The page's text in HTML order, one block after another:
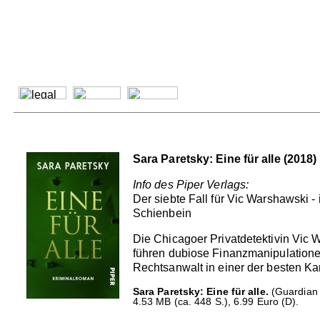
Sara Paretsky: Eine für alle (2018)
Info des Piper Verlags:
Der siebte Fall für Vic Warshawski
Schienbein
Die Chicagoer Privatdetektivin Vic
führen dubiose
Rechtsanwalt in einer der besten
Sara Paretsky: Eine für alle. (Guardian
4.53 MB (ca. 448 S.), 6.99 Euro (D).